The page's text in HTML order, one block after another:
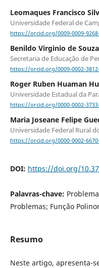
Leomaques Francisco
Universidade Federal de
https://orcid.org/0009-0009-
Benildo Virginio de Souza
Secretaria de Educação de
https://orcid.org/0009-0002-
Roger Ruben Huaman
Universidade Estadual da
https://orcid.org/0000-0002-
Maria Joseane Felipe
Universidade Federal Rural
https://orcid.org/0000-0002-
DOI: https://doi.org/
Palavras-chave:
Problemas; Função
Resumo
Neste artigo, apresenta-